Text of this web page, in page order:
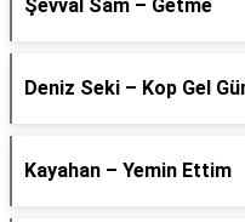
Şevval Sam – Getme
Deniz Seki – Kop Gel
Kayahan – Yemin Ettim